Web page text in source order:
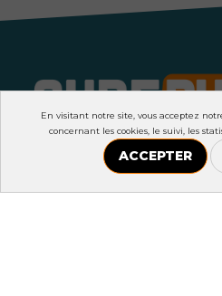
En visitant notre site, vous acceptez
concernant les cookies, le suivi, les
ACCEPTER
59200 Tourcoing